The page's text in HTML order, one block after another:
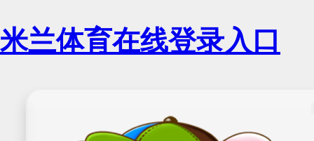
米兰体育在线登录入口